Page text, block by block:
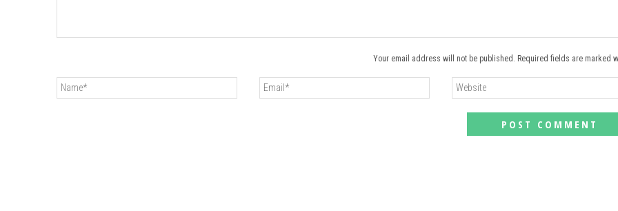
Your email address will not be published. Required fields are marked